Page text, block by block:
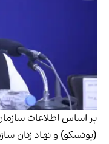
بر اساس اطلاعات
(یونسکو) و نهاد زنان